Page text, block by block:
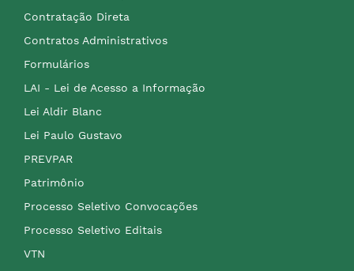
Contratação Direta
Contratos Administrativos
Formulários
LAI - Lei de Acesso a Informação
Lei Aldir Blanc
Lei Paulo Gustavo
PREVPAR
Patrimônio
Processo Seletivo Convocações
Processo Seletivo Editais
VTN